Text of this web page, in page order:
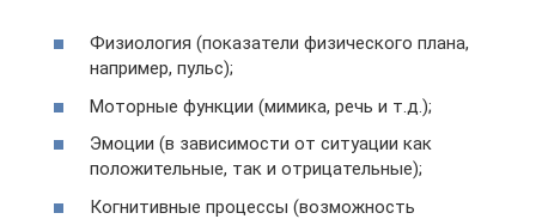
Физиология (показатели физического плана,
например, пульс);
Моторные функции (мимика, речь и т.д.);
Эмоции (в зависимости от ситуации как
положительные, так и отрицательные);
Когнитивные процессы (возможность